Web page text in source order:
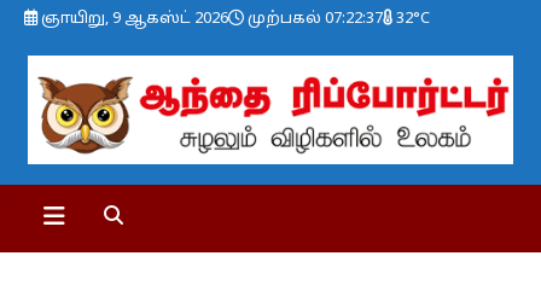
ஞாயிறு, 9 ஆகஸ்ட் 2026 முற்பகல் 07:22:38 32°C